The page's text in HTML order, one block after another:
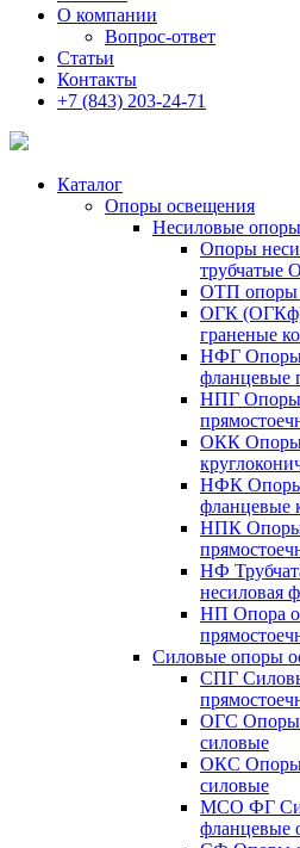
О компании
Вопрос-ответ
Статьи
Контакты
+7 (843) 203-24-71
Каталог
Опоры освещения
Несиловые
Опоры
трубчатые
ОТП опоры
ОГК
граненые
НФГ Опоры
фланцевые
НПГ Опоры
ОКК Опоры
НФК Опоры
фланцевые
НПК Опоры
НФ
несиловая
НП Опора
Силовые опоры
СПГ
ОГС Опоры
силовые
ОКС Опоры
силовые
МСО ФГ
фланцевые